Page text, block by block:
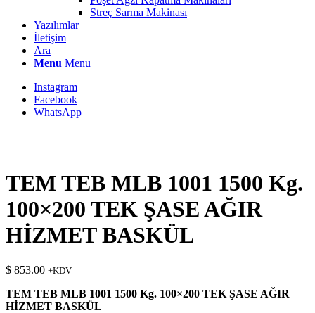
Streç Sarma Makinası
Yazılımlar
İletişim
Ara
Menu Menu
Instagram
Facebook
WhatsApp
TEM TEB MLB 1001 1500 Kg.
100×200 TEK ŞASE AĞIR
HİZMET BASKÜL
$ 853.00 +KDV
TEM TEB MLB 1001 1500 Kg. 100×200 TEK ŞASE AĞIR
HİZMET BASKÜL